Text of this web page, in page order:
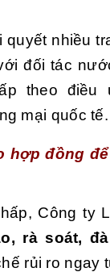
quyết nhiều
đối tác
theo điều
mại quốc tế.
hợp đồng
Công ty
rà soát,
rủi ro ngay